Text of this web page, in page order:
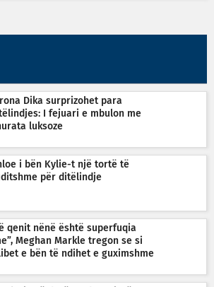
Dika surprizohet para
I fejuari e mbulon me
luksoze
i bën Kylie-t një tortë të
për ditëlindje
qenit nënë është superfuqia
Meghan Markle tregon se si
e bën të ndihet e guximshme